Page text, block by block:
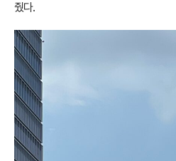
줬다.